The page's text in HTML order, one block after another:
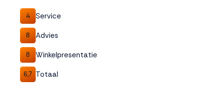
4 Service
8 Advies
8 Winkelpresentatie
6,7 Totaal